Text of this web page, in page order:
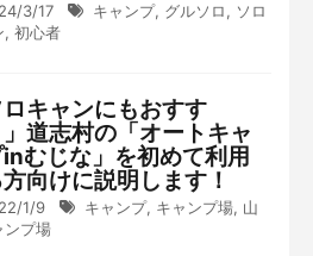
3/17 キャンプ, グルソロ, ソロ
, 初心者
ロキャンにもおすす
道志村の「オートキャ
inむじな」を初めて利用
向けに説明します！
1/9 キャンプ, キャンプ場, 山
ンプ場